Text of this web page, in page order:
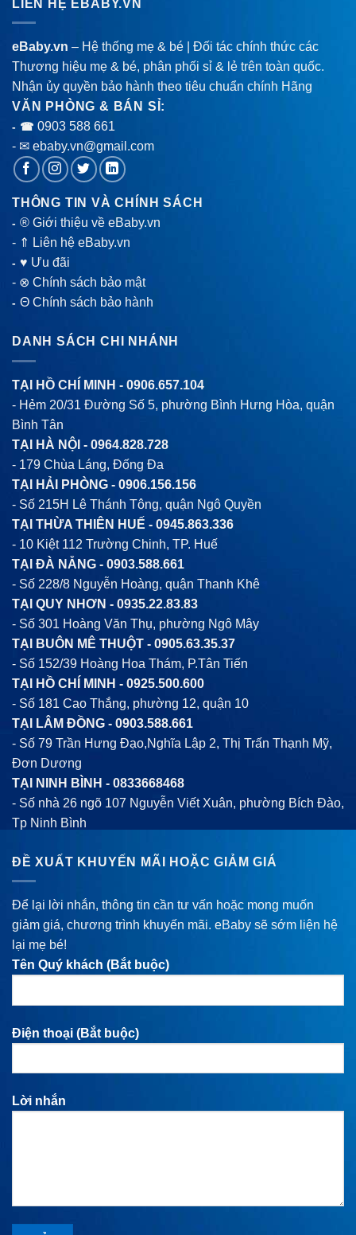
LIÊN HỆ EBABY.VN
eBaby.vn – Hệ thống mẹ & bé | Đối tác chính thức các
Thương hiệu mẹ & bé, phân phối sỉ & lẻ trên toàn quốc.
Nhận ủy quyền bảo hành theo tiêu chuẩn chính Hãng
VĂN PHÒNG & BÁN SỈ:
- ☎ 0903 588 661
- ✉ ebaby.vn@gmail.com
THÔNG TIN VÀ CHÍNH SÁCH
-® Giới thiệu về eBaby.vn
- ⇑ Liên hệ eBaby.vn
-♥ Ưu đãi
- ⊗ Chính sách bảo mật
-Θ Chính sách bảo hành
DANH SÁCH CHI NHÁNH
TẠI HỒ CHÍ MINH - 0906.657.104
- Hẻm 20/31 Đường Số 5, phường Bình Hưng Hòa, quận
Bình Tân
TẠI HÀ NỘI - 0964.828.728
- 179 Chùa Láng, Đống Đa
TẠI HẢI PHÒNG - 0906.156.156
- Số 215H Lê Thánh Tông, quận Ngô Quyền
TẠI THỪA THIÊN HUẾ - 0945.863.336
- 10 Kiệt 112 Trường Chinh, TP. Huế
TẠI ĐÀ NẴNG - 0903.588.661
- Số 228/8 Nguyễn Hoàng, quận Thanh Khê
TẠI QUY NHƠN - 0935.22.83.83
- Số 301 Hoàng Văn Thụ, phường Ngô Mây
TẠI BUÔN MÊ THUỘT - 0905.63.35.37
- Số 152/39 Hoàng Hoa Thám, P.Tân Tiến
TẠI HỒ CHÍ MINH - 0925.500.600
- Số 181 Cao Thắng, phường 12, quận 10
TẠI LÂM ĐỒNG - 0903.588.661
- Số 79 Trần Hưng Đạo,Nghĩa Lập 2, Thị Trấn Thạnh Mỹ,
Đơn Dương
TẠI NINH BÌNH - 0833668468
- Số nhà 26 ngõ 107 Nguyễn Viết Xuân, phường Bích Đào,
Tp Ninh Bình
ĐỀ XUẤT KHUYẾN MÃI HOẶC GIẢM GIÁ
Để lại lời nhắn, thông tin cần tư vấn hoặc mong muốn
giảm giá, chương trình khuyến mãi. eBaby sẽ sớm liện hệ
lại mẹ bé!
Tên Quý khách (Bắt buộc)
Điện thoại (Bắt buộc)
Lời nhắn